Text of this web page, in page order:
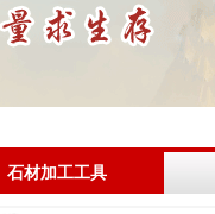
石材加工工具